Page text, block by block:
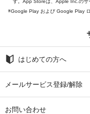
す。App Storeは、Apple Inc.のサ
Google Play および Google Play
はじめての方へ
メールサービス登録/解除
お問い合わせ